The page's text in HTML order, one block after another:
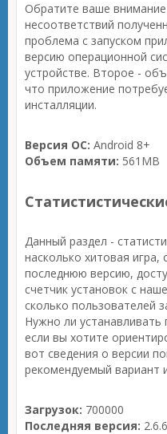
Обратите ваше
несоответствий
проблема с запуском
версию операционной
устройстве. Второе -
что приложение
инсталляции.
Версия ОС: Android 8+
Объем памяти: 561MB
Данный раздел -
насколько хитовая игра,
последнюю версию,
счетчик установок с
сколько пользователей
Нужно ли
если вы хотите
вот сведения о версии
рекомендуемый вариант
Загрузок: 700000
Последняя версия: 2.6.6